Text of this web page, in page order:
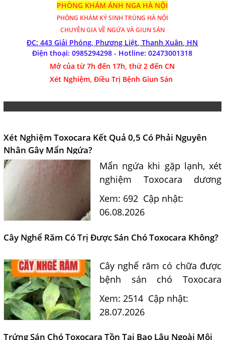
PHÒNG KHÁM ÁNH NGA HÀ NỘI
PHÒNG KHÁM KÝ SINH TRÙNG HÀ NỘI
CHUYÊN GIA VỀ NGỨA VÀ GIUN SÁN
ĐC: 443 Giải Phóng, Phương Liệt, Thanh Xuân, HN
Điện thoại: 0985294298 - Hotline:02473001318
Mở của từ 7h đến 17h, thứ 2 đến CN
Xét Nghiệm, Điều Trị Bệnh Giun Sán
Xét Nghiệm Toxocara Kết Quả 0,5 Có Phải Nguyên
Nhân Gây Mẩn Ngứa?
Mẩn ngứa khi gặp lạnh, xét
nghiệm Toxocara dương
tính 0,5 có phải nguyên
nhân? Tiến sĩ Bác sĩ Nguyễn
điều trị và phòng ngừa sán...
Xem: 692 Cập nhật:
06.08.2026
Cây Nghể Răm Có Trị Được Sán Chó Toxocara Không?
Cây nghể răm có chữa được
bệnh sán chó Toxocara
không? Tiến sĩ Bác sĩ
Nguyễn Hằng Lan giải đáp
học và hướng dẫn điều trị
Xem: 2514 Cập nhật:
28.07.2026
Trứng Sán Chó Toxocara Tồn Tại Bao Lâu Ngoài Môi